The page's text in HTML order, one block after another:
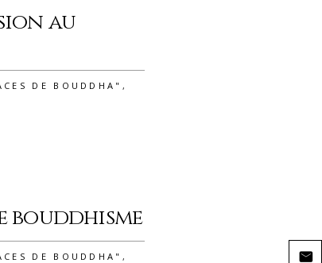
au
DE BOUDDHA" ,
bouddhisme
DE BOUDDHA" ,